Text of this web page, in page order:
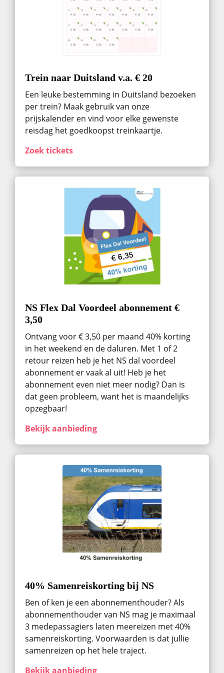
Trein naar Duitsland v.a. € 20
Een leuke bestemming in Duitsland bezoeken
per trein? Maak gebruik van onze
prijskalender en vind voor elke gewenste
reisdag het goedkoopst treinkaartje.
Zoek tickets
NS Flex Dal Voordeel abonnement €
3,50
Ontvang voor € 3,50 per maand 40% korting
in het weekend en de daluren. Met 1 of 2
retour reizen heb je het NS dal voordeel
abonnement er vaak al uit! Heb je het
abonnement even niet meer nodig? Dan is
dat geen probleem, want het is maandelijks
opzegbaar!
Bekijk aanbieding
40% Samenreiskorting bij NS
Ben of ken je een abonnementhouder? Als
abonnementhouder van NS mag je maximaal
3 medepassagiers laten meereizen met 40%
samenreiskorting. Voorwaarden is dat jullie
samenreizen op het hele traject.
Bekijk aanbieding